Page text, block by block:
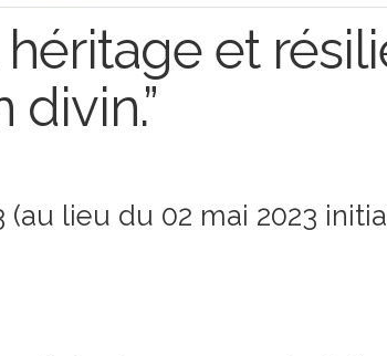
héritage et
(au lieu du 02 mai 2023